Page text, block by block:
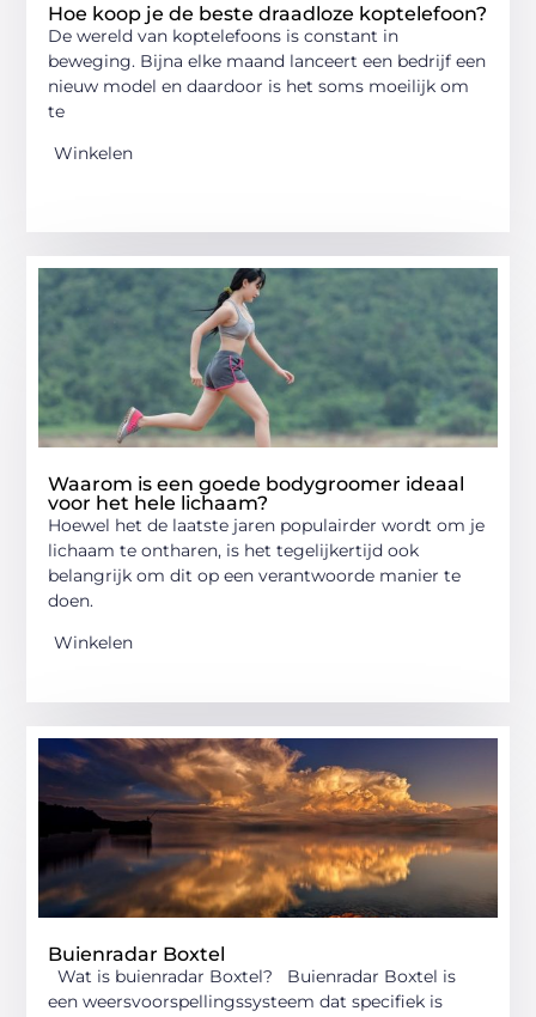
Hoe koop je de beste draadloze koptelefoon?
De wereld van koptelefoons is constant in
beweging. Bijna elke maand lanceert een bedrijf een
nieuw model en daardoor is het soms moeilijk om
te
Winkelen
Waarom is een goede bodygroomer ideaal
voor het hele lichaam?
Hoewel het de laatste jaren populairder wordt om je
lichaam te ontharen, is het tegelijkertijd ook
belangrijk om dit op een verantwoorde manier te
doen.
Winkelen
Buienradar Boxtel
Wat is buienradar Boxtel? Buienradar Boxtel is
een weersvoorspellingssysteem dat specifiek is